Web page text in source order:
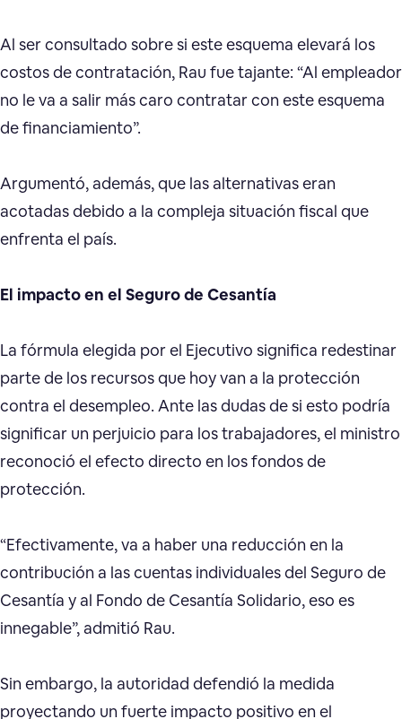
Al ser consultado sobre si este esquema elevará los
costos de contratación, Rau fue tajante: “Al empleador
no le va a salir más caro contratar con este esquema
de financiamiento”.
Argumentó, además, que las alternativas eran
acotadas debido a la compleja situación fiscal que
enfrenta el país.
El impacto en el Seguro de Cesantía
La fórmula elegida por el Ejecutivo significa redestinar
parte de los recursos que hoy van a la protección
contra el desempleo. Ante las dudas de si esto podría
significar un perjuicio para los trabajadores, el ministro
reconoció el efecto directo en los fondos de
protección.
“Efectivamente, va a haber una reducción en la
contribución a las cuentas individuales del Seguro de
Cesantía y al Fondo de Cesantía Solidario, eso es
innegable”, admitió Rau.
Sin embargo, la autoridad defendió la medida
proyectando un fuerte impacto positivo en el